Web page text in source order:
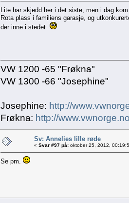
Lite har skjedd her i det siste, men i dag
Rota plass i familiens garasje, og
der inne i stedet
VW 1200 -65 "Frøkna"
VW 1300 -66 "Josephine"
Josephine: http://
Frøkna: http://
Sv: Annelies lille røde
« Svar #97 på: oktober 25, 2012,
Se pm.